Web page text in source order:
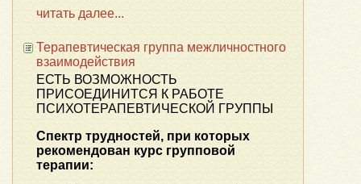
читать далее...
Терапевтическая группа межличностного
взаимодействия
ЕСТЬ ВОЗМОЖНОСТЬ
ПРИСОЕДИНИТСЯ К РАБОТЕ
ПСИХОТЕРАПЕВТИЧЕСКОЙ ГРУППЫ
Спектр трудностей, при которых
рекомендован курс групповой
терапии: